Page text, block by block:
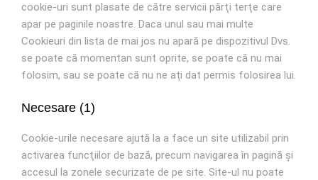
cookie-uri sunt plasate de către servicii părţi terţe care
apar pe paginile noastre. Daca unul sau mai multe
Cookieuri din lista de mai jos nu apară pe dispozitivul Dvs.
se poate că momentan sunt oprite, se poate că nu mai
folosim, sau se poate că nu ne ați dat permis folosirea lui.
Necesare (1)
Cookie-urile necesare ajută la a face un site utilizabil prin
activarea funcţiilor de bază, precum navigarea în pagină şi
accesul la zonele securizate de pe site. Site-ul nu poate